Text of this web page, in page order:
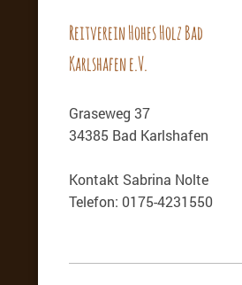
Reitverein Hohes Holz Bad
Karlshafen e.V.
Graseweg 37
34385 Bad Karlshafen
Kontakt Sabrina Nolte
Telefon: 0175-4231550